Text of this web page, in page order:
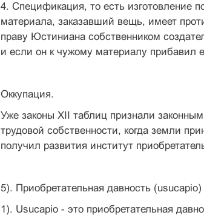
4. Спецификация, то есть изготовление
материала, заказавший вещь, имеет
праву Юстиниана собственником
и если он к чужому материалу прибавил
Оккупация.
Уже законы XII таблиц признали
трудовой собственности, когда земли
получил развития институт
5). Приобретательная давность (usucapio)
1). Usucapio - это приобретательная